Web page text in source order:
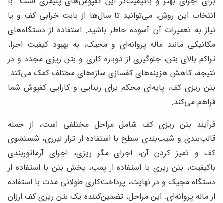
انتخاب این روش، می‌توانید تا سال‌ها از بابت خرابی کف و یا
نیاز به تعمیرات آن آسوده خاطر باشید. استفاده از دستگاه‌های
مکانیکی مانند ماله پروانه‌ای و مجیک، به بهبود کیفیت اجرا،
تراکم بالای بتن، جلوگیری از دوباره کاری و بتن ریزی مجدد و در
نتیجه، کاهش هزینه‌های کفسازی سازه‌های مختلف کمک می‌کند.
بتن ریزی کف، پایه‌ای محکم برای زیبایی و کارایی کفپوش شما
فراهم می‌کند.
فرآیند بتن ریزی کف شامل مراحل مختلفی است، از جمله
قالب‌بندی و شیب‌بندی سطح با استفاده از تراز لیزری، شستشوی
کف و تمیز کردن آن، اجرای مگر ریزی، اجرای آرماتوربندی
باکیفیت، بتن ریزی با استفاده از پمپ، پخش بتن با استفاده از
دستگاه مجیک و در نهایت، پرداخت‌کاری طولانی مدت با استفاده
از ماله پروانه‌ای. این مراحل، تضمین‌کننده یک بتن ریزی کف ارزان